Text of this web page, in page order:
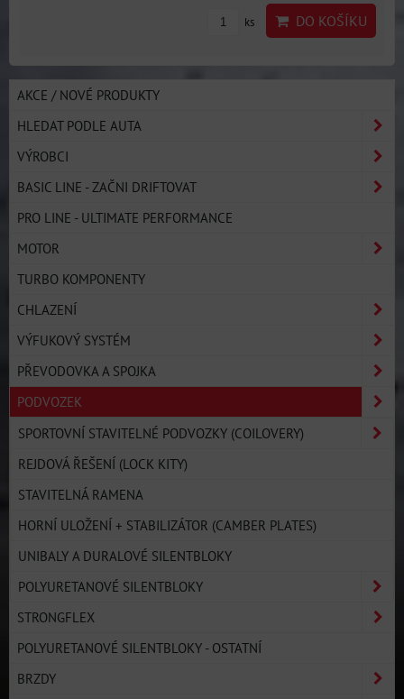
ks DO KOŠÍKU
AKCE / NOVÉ PRODUKTY
HLEDAT PODLE AUTA
VÝROBCI
BASIC LINE - ZAČNI DRIFTOVAT
PRO LINE - ULTIMATE PERFORMANCE
MOTOR
TURBO KOMPONENTY
CHLAZENÍ
VÝFUKOVÝ SYSTÉM
PŘEVODOVKA A SPOJKA
PODVOZEK
SPORTOVNÍ STAVITELNÉ PODVOZKY (COILOVERY)
REJDOVÁ ŘEŠENÍ (LOCK KITY)
STAVITELNÁ RAMENA
HORNÍ ULOŽENÍ + STABILIZÁTOR (CAMBER PLATES)
UNIBALY A DURALOVÉ SILENTBLOKY
POLYURETANOVÉ SILENTBLOKY
STRONGFLEX
POLYURETANOVÉ SILENTBLOKY - OSTATNÍ
BRZDY